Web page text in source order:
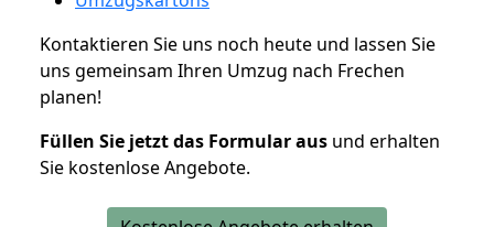
Kontaktieren Sie uns noch heute und lassen Sie
uns gemeinsam Ihren Umzug nach Frechen
planen!
Füllen Sie jetzt das Formular aus und erhalten
Sie kostenlose Angebote.